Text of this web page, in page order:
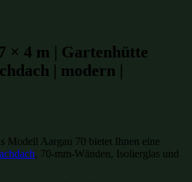
× 4 m | Gartenhütte
| modern |
Modell Aargau 70 bietet Ihnen eine
, 70-mm-Wänden, Isolierglas und